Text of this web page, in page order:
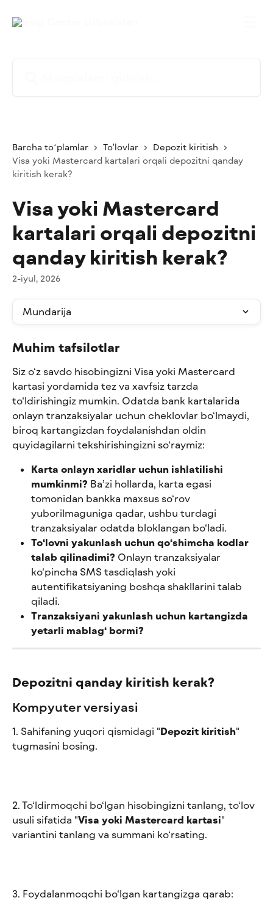
Barcha toʻplamlar To'lovlar
Depozit kiritish
Visa yoki Mastercard kartalari orqali depozitni qanday
kiritish kerak?
Visa yoki Mastercard
kartalari orqali depozitni
qanday kiritish kerak?
2-iyul, 2026
Mundarija
Muhim tafsilotlar
Siz o‘z savdo hisobingizni Visa yoki Mastercard
kartasi yordamida tez va xavfsiz tarzda
to‘ldirishingiz mumkin. Odatda bank kartalarida
onlayn tranzaksiyalar uchun cheklovlar bo‘lmaydi,
biroq kartangizdan foydalanishdan oldin
quyidagilarni tekshirishingizni so‘raymiz:
Karta onlayn xaridlar uchun ishlatilishi
mumkinmi? Ba’zi hollarda, karta egasi
tomonidan bankka maxsus so‘rov
yuborilmaguniga qadar, ushbu turdagi
tranzaksiyalar odatda bloklangan bo‘ladi.
To‘lovni yakunlash uchun qo‘shimcha kodlar
talab qilinadimi? Onlayn tranzaksiyalar
ko‘pincha SMS tasdiqlash yoki
autentifikatsiyaning boshqa shakllarini talab
qiladi.
Tranzaksiyani yakunlash uchun kartangizda
yetarli mablag‘ bormi?
Depozitni qanday kiritish kerak?
Kompyuter versiyasi
1. Sahifaning yuqori qismidagi "Depozit kiritish"
tugmasini bosing.
2. To‘ldirmoqchi bo‘lgan hisobingizni tanlang, to‘lov
usuli sifatida "Visa yoki Mastercard kartasi"
variantini tanlang va summani ko‘rsating.
3. Foydalanmoqchi bo‘lgan kartangizga qarab: